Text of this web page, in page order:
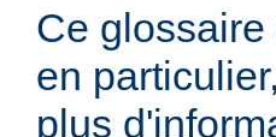
Ce
en
plus